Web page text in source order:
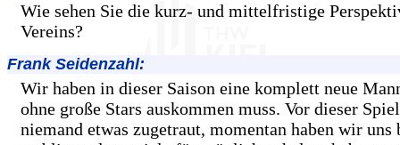
Wie sehen Sie die kurz- und mittelfristige
Vereins?
Frank Seidenzahl:
Wir haben in dieser Saison eine komplett neue
ohne große Stars auskommen muss. Vor dieser
niemand etwas zugetraut, momentan haben wir uns